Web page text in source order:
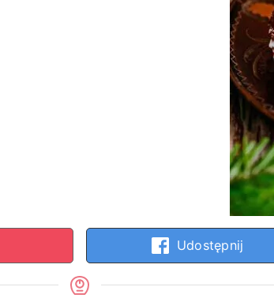
Udostępnij